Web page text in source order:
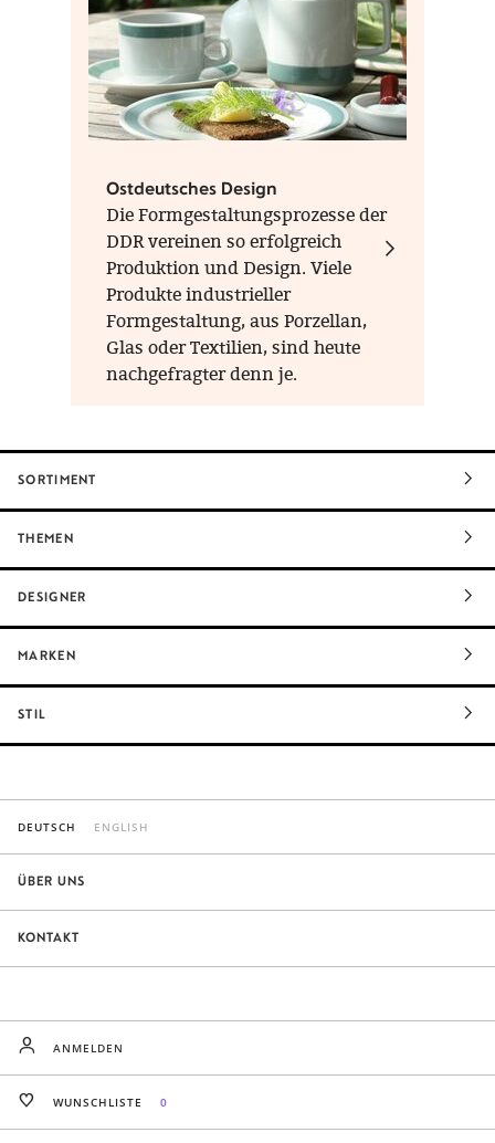
selbst und Menschen, denen
man eine Freude machen
möchte.
Ostdeutsches Design
Die Formgestaltungsprozesse der
DDR vereinen so erfolgreich
Produktion und Design. Viele
Produkte industrieller
Formgestaltung, aus Porzellan,
Glas oder Textilien, sind heute
nachgefragter denn je.
SORTIMENT
THEMEN
DESIGNER
MARKEN
STIL
DEUTSCH ENGLISH
ÜBER UNS
KONTAKT
ANMELDEN
WUNSCHLISTE 0